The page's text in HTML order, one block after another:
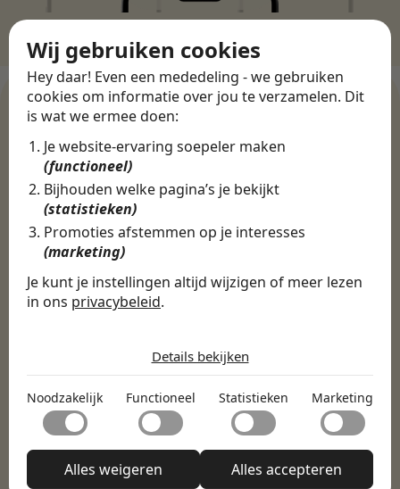
Wij gebruiken cookies
Hey daar! Even een mededeling - we gebruiken
cookies om informatie over jou te verzamelen. Dit
is wat we ermee doen:
Je website-ervaring soepeler maken
(functioneel)
Bijhouden welke pagina’s je bekijkt
(statistieken)
Promoties afstemmen op je interesses
(marketing)
Je kunt je instellingen altijd wijzigen of meer lezen
in ons privacybeleid.
Noodzakelijk
Noodzakelijke cookies helpen een website bruikbaar te
maken door basisfuncties zoals paginanavigatie en
toegang tot beveiligde delen van de website mogelijk te
maken. Zonder deze cookies kan de website niet naar
behoren functioneren.
Functioneel
onthouden welke de manier waarop de website zich
gedraagt of eruitziet verandert, zoals de taal van je
Statistieken
Statistische cookies helpen website-eigenaren te
Details bekijken
Noodzakelijk Functioneel Statistieken Marketing
Alles weigeren Alles accepteren
WERKGEVERS
Ontdek meer dan 500+
werkgevers
Finance, HR & administratie
Marketing & Communicatie
Sales & Inkoop
Beleid & Organisatie
Onderwijs & Kinderopvang